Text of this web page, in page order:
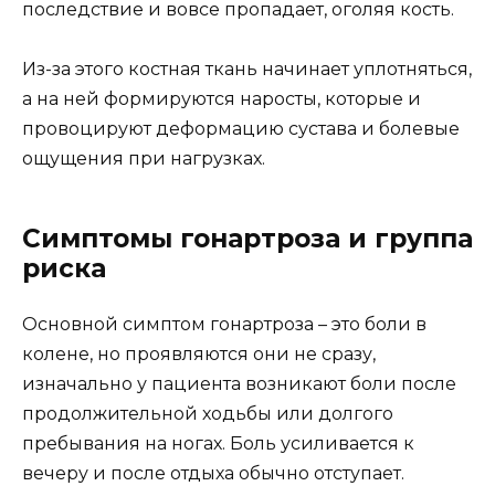
последствие и вовсе пропадает, оголяя кость.
Из-за этого костная ткань начинает уплотняться,
а на ней формируются наросты, которые и
провоцируют деформацию сустава и болевые
ощущения при нагрузках.
Симптомы гонартроза и группа
риска
Основной симптом гонартроза – это боли в
колене, но проявляются они не сразу,
изначально у пациента возникают боли после
продолжительной ходьбы или долгого
пребывания на ногах. Боль усиливается к
вечеру и после отдыха обычно отступает.